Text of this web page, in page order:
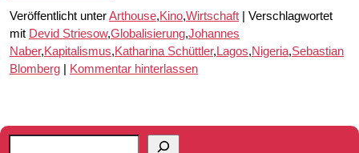
Veröffentlicht unterArthouse,Kino,Wirtschaft
Verschlagwortet
mit Devid Striesow,Globalisierung,Johannes
Naber,Kapitalismus,Katharina Schüttler, Lagos,Nigeria,Sebastian
Blomberg
Kommentar hinterlassen